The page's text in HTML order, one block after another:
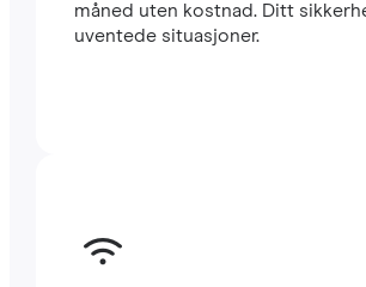
måned uten kostnad. Ditt
uventede situasjoner.